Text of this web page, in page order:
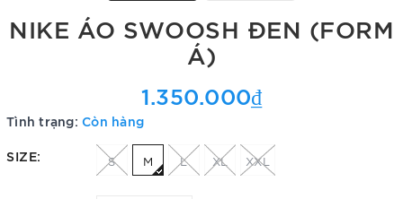
NIKE ÁO SWOOSH ĐEN (FORM
Á)
1.350.000₫
Tình trạng: Còn hàng
SIZE: S M L XL XXL